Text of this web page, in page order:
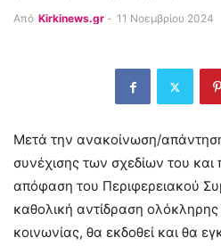
Από Kirkinews.gr - 11 Νοεμβρίου 2024
Μετά την ανακοίνωση/
συνέχισης των σχεδίων του
απόφαση του Περιφερειακού
καθολική αντίδραση ολόκληρης
κοινωνίας, θα εκδοθεί και θα